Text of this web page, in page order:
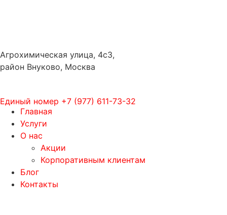
Агрохимическая улица, 4с3,
район Внуково, Москва
Единый номер +7 (977) 611-73-32
Главная
Услуги
О нас
Акции
Корпоративным клиентам
Блог
Контакты